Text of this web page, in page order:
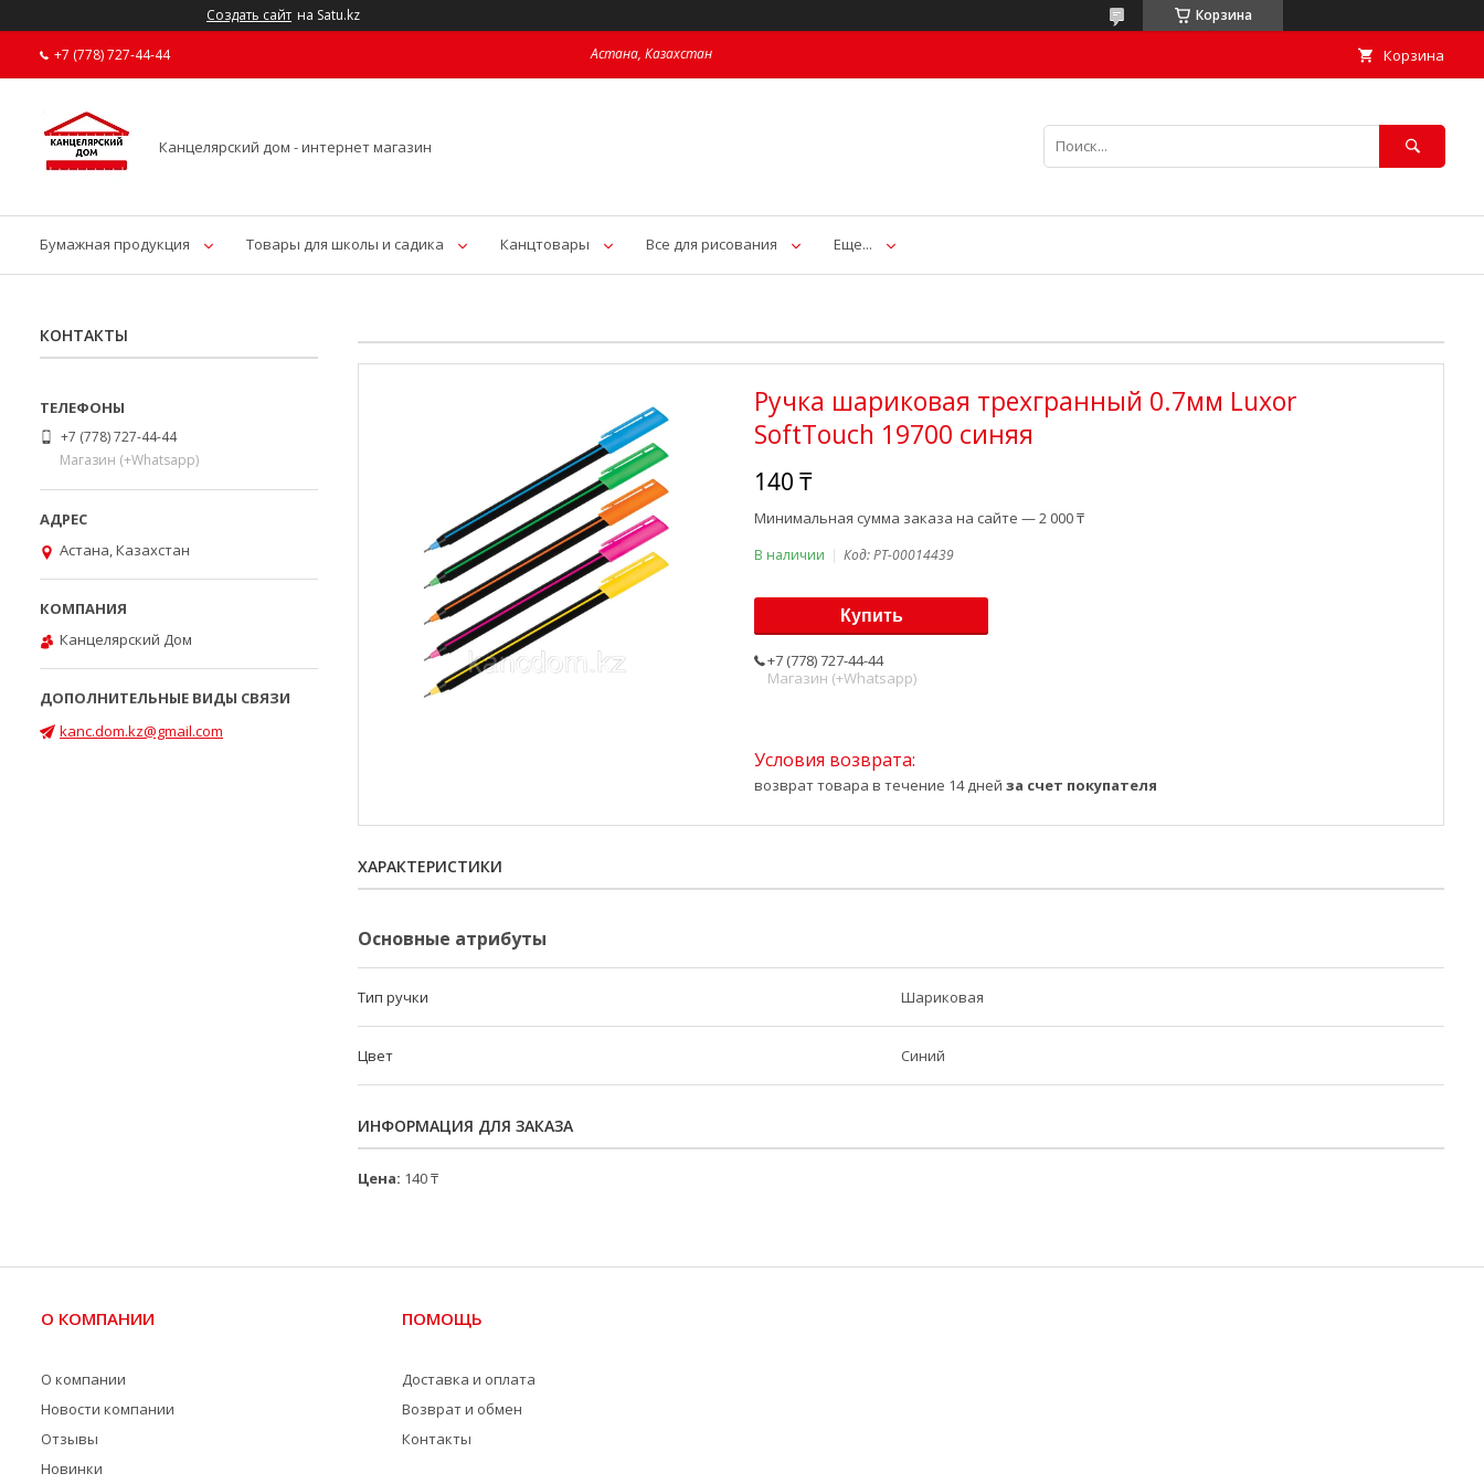
Создать сайт на Satu.kz Корзина
+7 (778) 727-44-44 Астана, Казахстан Корзина
Канцелярский дом - интернет магазин
Бумажная продукция Товары для школы и садика Канцтовары Все для рисования Еще...
Ручка шариковая трехгранный 0.7мм Luxor
SoftTouch 19700 синяя
140 ₸
Минимальная сумма заказа на сайте — 2 000 ₸
В наличии Код:PT-00014439
Купить
+7 (778) 727-44-44
Магазин (+Whatsapp)
возврат товара в течение 14 дней за счет покупателя
ХАРАКТЕРИСТИКИ
Основные атрибуты
Тип ручки Шариковая
Цвет Синий
ИНФОРМАЦИЯ ДЛЯ ЗАКАЗА
Цена: 140 ₸
КОНТАКТЫ
+7 (778) 727-44-44
Магазин (+Whatsapp)
Астана, Казахстан
Канцелярский Дом
kanc.dom.kz@gmail.com
О КОМПАНИИ
О компании
Новости компании
Отзывы
Новинки
ПОМОЩЬ
Доставка и оплата
Возврат и обмен
Контакты